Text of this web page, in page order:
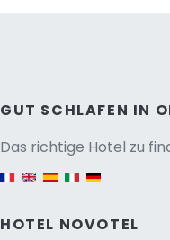
GUT SCHLAFEN IN
Das richtige Hotel zu
HOTEL NOVOTEL